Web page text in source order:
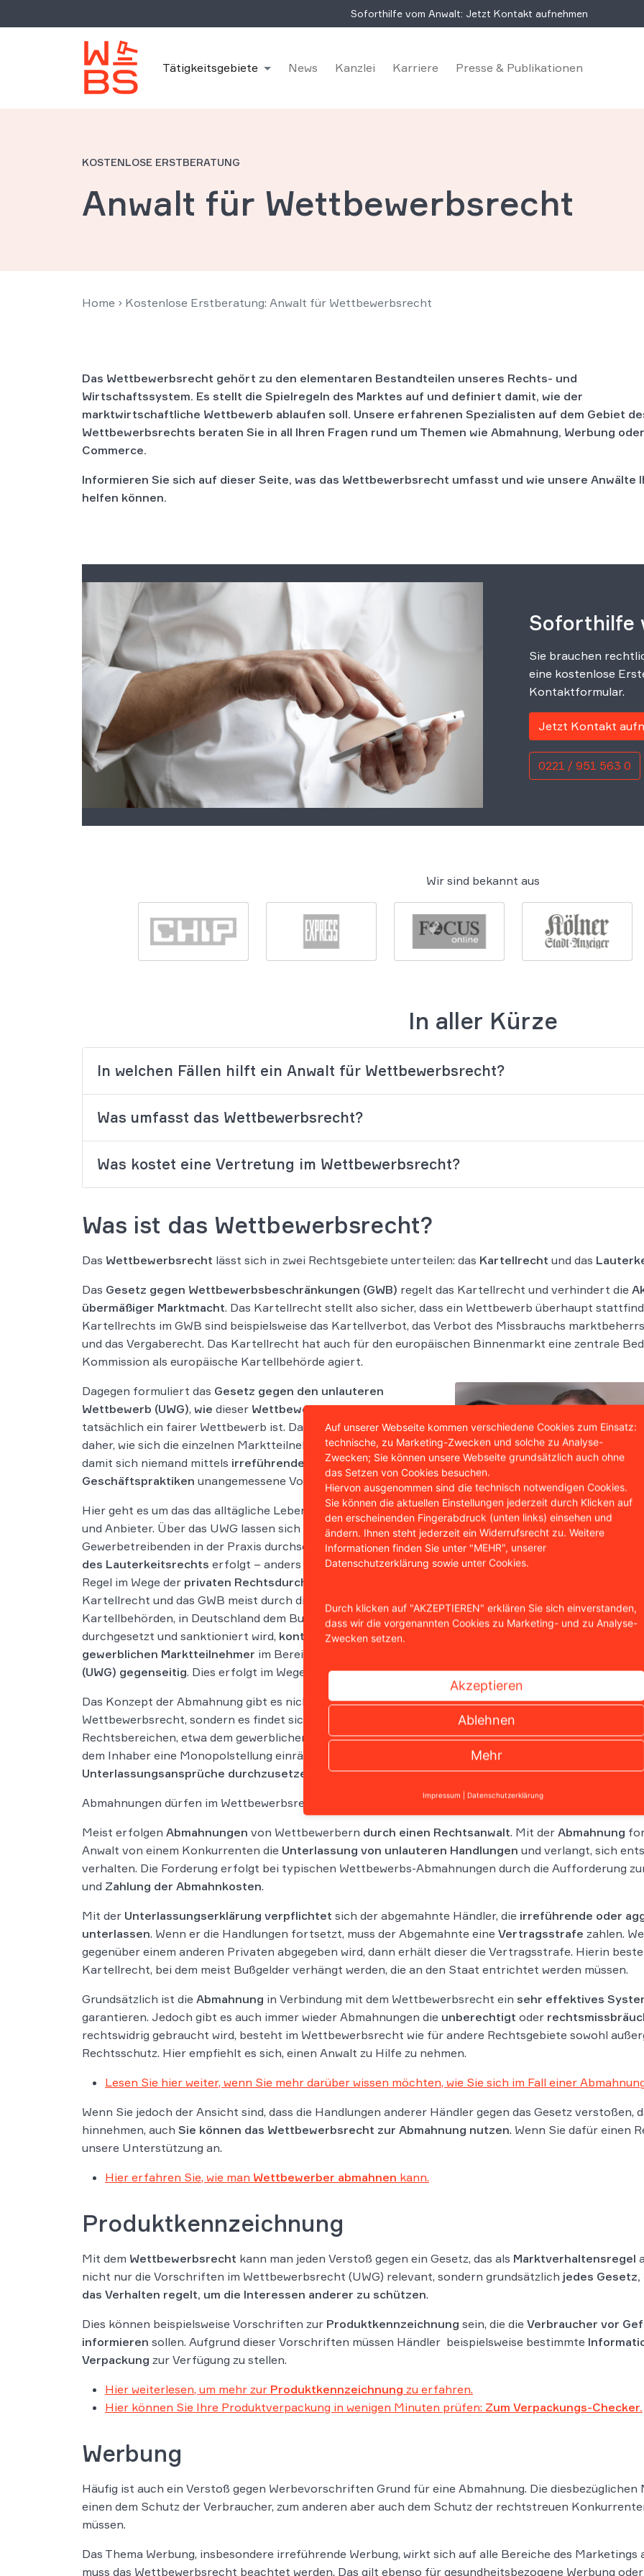
Soforthilfe vom Anwalt: Jetzt Kontakt aufnehmen
Tätigkeitsgebiete News Kanzlei Karriere Presse & Publikationen
KOSTENLOSE ERSTBERATUNG
Anwalt für Wettbewerbsrecht
Home › Kostenlose Erstberatung: Anwalt für Wettbewerbsrecht
Das Wettbewerbsrecht gehört zu den elementaren Bestandteilen unseres Rechts- und
Wirtschaftssystem. Es stellt die Spielregeln des Marktes auf und definiert damit, wie der
marktwirtschaftliche Wettbewerb ablaufen soll. Unsere erfahrenen Spezialisten auf dem Gebiet
Wettbewerbsrechts beraten Sie in all Ihren Fragen rund um Themen wie Abmahnung, Werbung
Commerce.
Informieren Sie sich auf dieser Seite, was das Wettbewerbsrecht umfasst und wie unsere Anwälte
helfen können.
Soforthilfe
Sie brauchen
eine kostenlose
Kontaktformular.
Jetzt Kontakt
0221 / 951 563 0
Wir sind bekannt aus
In aller Kürze
In welchen Fällen hilft ein Anwalt für Wettbewerbsrecht?
Was umfasst das Wettbewerbsrecht?
Was kostet eine Vertretung im Wettbewerbsrecht?
Was ist das Wettbewerbsrecht?
Das Wettbewerbsrecht lässt sich in zwei Rechtsgebiete unterteilen: das Kartellrecht und das
Das Gesetz gegen Wettbewerbsbeschränkungen (GWB) regelt das Kartellrecht und verhindert die
übermäßiger Marktmacht. Das Kartellrecht stellt also sicher, dass ein Wettbewerb überhaupt
Kartellrechts im GWB sind beispielsweise das Kartellverbot, das Verbot des Missbrauchs
und das Vergaberecht. Das Kartellrecht hat auch für den europäischen Binnenmarkt eine zentrale
Kommission als europäische Kartellbehörde agiert.
YouTube-Video: „Was ist unlauterer
Experten“
Dagegen formuliert das Gesetz gegen den unlauteren
Wettbewerb (UWG), wie dieser Wettbewerb ablaufen soll, damit es
tatsächlich ein fairer Wettbewerb ist. Das Lauterkeitsrecht regelt
daher, wie sich die einzelnen Marktteilnehmer verhalten müssen,
damit sich niemand mittels irreführender oderaggressiver
Geschäftspraktiken unangemessene Vorteile verschaffen kann.
Hier geht es um das das alltägliche Leben der Händler, Produzenten
und Anbieter. Über das UWG lassen sich sehr viele Pflichten von
Gewerbetreibenden in der Praxis durchsetzen. DieDurchsetzung
des Lauterkeitsrechts erfolgt – anders als im Kartellrecht – in der
Regel im Wege der privaten Rechtsdurchsetzung
Kartellrecht und das GWB meist durch die Wettbewerbs- oder
Kartellbehörden, in Deutschland dem Bundeskartellamt (BKartA),
durchgesetzt und sanktioniert wird, kontrollierensich die
gewerblichen Marktteilnehmer im Bereich des
(UWG) gegenseitig. Dies erfolgt im Wege der Abmahnung.
Das Konzept der Abmahnung gibt es nicht nur im
Wettbewerbsrecht, sondern es findet sich auch in anderen
Rechtsbereichen, etwa dem gewerblichen Rechtsschutz. Im gewerblichen Rechtsschutz geht es
dem Inhaber eine Monopolstellung einräumen, die alle anderen beachten müssen. Die
Unterlassungsansprüche durchzusetzen
Abmahnungen dürfen im Wettbewerbsrecht durch Konkurrenten oder spezielle abmahnbefugte
Meist erfolgen Abmahnungen von Wettbewerbern durch einen Rechtsanwalt. Mit der Abmahnung
Anwalt von einem Konkurrenten die Unterlassung von unlauteren Handlungen und verlangt, sich
verhalten. Die Forderung erfolgt bei typischen Wettbewerbs-Abmahnungen durch die Aufforderung
und Zahlung der Abmahnkosten.
Mit der Unterlassungserklärung verpflichtet sich der abgemahnte Händler, die irreführende oder
unterlassen. Wenn er die Handlungen fortsetzt, muss der Abgemahnte eine Vertragsstrafe zahlen.
gegenüber einem anderen Privaten abgegeben wird, dann erhält dieser die Vertragsstrafe. Hierin
Kartellrecht, bei dem meist Bußgelder verhängt werden, die an den Staat entrichtet werden müssen.
Grundsätzlich ist die Abmahnung in Verbindung mit dem Wettbewerbsrecht ein sehr effektives
garantieren. Jedoch gibt es auch immer wieder Abmahnungen die unberechtigt oder
rechtswidrig gebraucht wird, besteht im Wettbewerbsrecht wie für andere Rechtsgebiete sowohl
Rechtsschutz. Hier empfiehlt es sich, einen Anwalt zu Hilfe zu nehmen.
Lesen Sie hier weiter, wenn Sie mehr darüber wissen möchten, wie Sie sich im Fall einer
Wenn Sie jedoch der Ansicht sind, dass die Handlungen anderer Händler gegen das Gesetz verstoßen,
hinnehmen, auch Sie können das Wettbewerbsrecht zur Abmahnung nutzen. Wenn Sie dafür einen
unsere Unterstützung an.
Hier erfahren Sie, wie man Wettbewerber abmahnen kann.
Produktkennzeichnung
Mit dem Wettbewerbsrecht kann man jeden Verstoß gegen ein Gesetz, das als Marktverhaltensregel
nicht nur die Vorschriften im Wettbewerbsrecht (UWG) relevant, sondern grundsätzlich jedes
das Verhalten regelt, um die Interessen anderer zu schützen.
Dies können beispielsweise Vorschriften zur Produktkennzeichnung sein, die die Verbraucher vor
informieren sollen. Aufgrund dieser Vorschriften müssen Händler beispielsweise bestimmte
Verpackung zur Verfügung zu stellen.
Hier weiterlesen, um mehr zur Produktkennzeichnung zu erfahren.
Hier können Sie Ihre Produktverpackung in wenigen Minuten prüfen: Zum Verpackungs-Checker.
Werbung
Häufig ist auch ein Verstoß gegen Werbevorschriften Grund für eine Abmahnung. Die
einen dem Schutz der Verbraucher, zum anderen aber auch dem Schutz der rechtstreuen
müssen.
Das Thema Werbung, insbesondere irreführende Werbung, wirkt sich auf alle Bereiche des Marketings
muss das Wettbewerbsrecht beachtet werden. Das gilt ebenso für gesundheitsbezogene Werbung oder
Auf unserer Webseite kommen verschiedene Cookies zum Einsatz:
technische, zu Marketing-Zwecken und solche zu Analyse-
Zwecken; Sie können unsere Webseite grundsätzlich auch ohne
das Setzen von Cookies besuchen.
Hiervon ausgenommen sind die technisch notwendigen Cookies.
Sie können die aktuellen Einstellungen jederzeit durch Klicken auf
den erscheinenden Fingerabdruck (unten links) einsehen und
ändern. Ihnen steht jederzeit ein Widerrufsrecht zu. Weitere
Informationen finden Sie unter "MEHR", unserer
Datenschutzerklärung sowie unter Cookies.
Durch klicken auf "AKZEPTIEREN" erklären Sie sich einverstanden,
dass wir die vorgenannten Cookies zu Marketing- und zu Analyse-
Zwecken setzen.
Akzeptieren
Ablehnen
Mehr
Impressum Datenschutzerklärung